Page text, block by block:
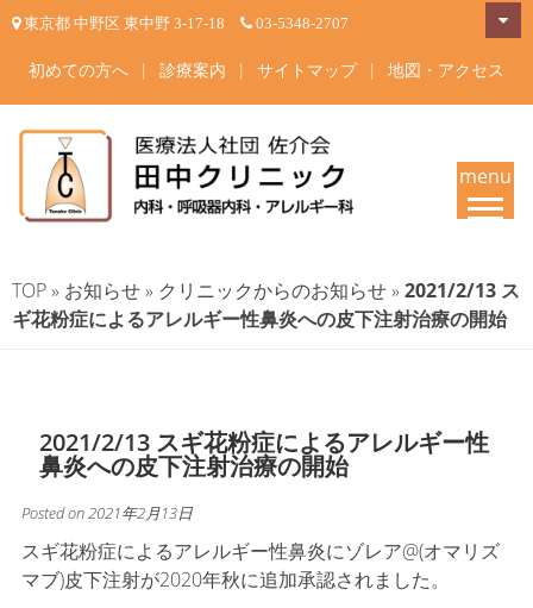
Skip
content
東京都 中野区 東中野 3-17-18 03-5348-2707
初めての方へ | 診療案内 | サイトマップ | 地図・アクセス
田中クリニック-中野区東中野
の内科・呼吸器内科・アレル
ギー科 専門医が診療
患・睡眠時無呼吸症候群・在宅酸素療法 東中野駅・落合駅徒歩4分 | 内科
専門医・呼吸器内科専門医・アレルギー専門医が治療いたします。
menu
TOP» お知らせ» クリニックからのお知らせ» 2021/2/13 ス
ギ花粉症によるアレルギー性鼻炎への皮下注射治療の開始
2021/2/13 スギ花粉症によるアレルギー性
鼻炎への皮下注射治療の開始
Posted on2021年2月13日
スギ花粉症によるアレルギー性鼻炎にゾレア@(オマリズ
マブ)皮下注射が2020年秋に追加承認されました。